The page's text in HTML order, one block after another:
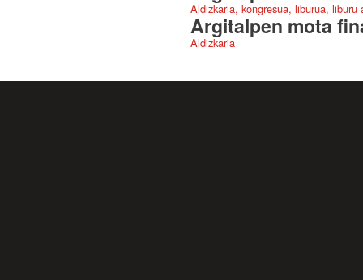
Aldizkaria, kongresua, liburua,
Argitalpen mota
Aldizkaria